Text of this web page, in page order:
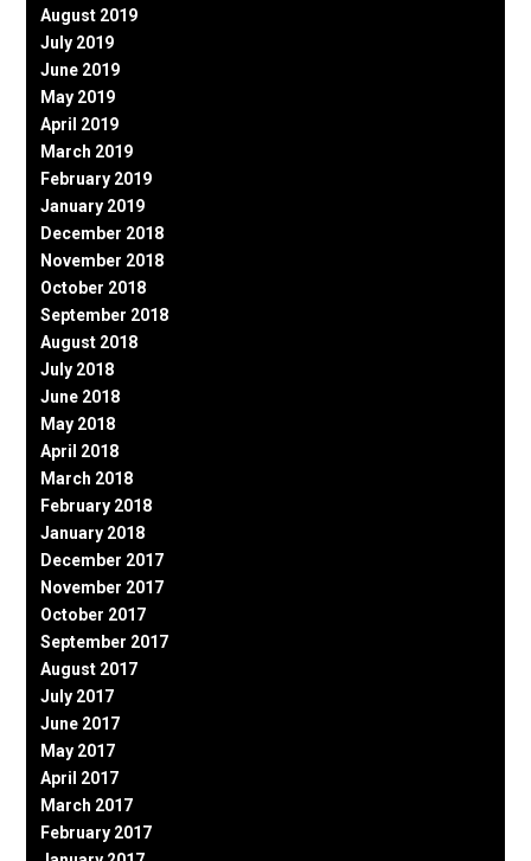
August 2019
July 2019
June 2019
May 2019
April 2019
March 2019
February 2019
January 2019
December 2018
November 2018
October 2018
September 2018
August 2018
July 2018
June 2018
May 2018
April 2018
March 2018
February 2018
January 2018
December 2017
November 2017
October 2017
September 2017
August 2017
July 2017
June 2017
May 2017
April 2017
March 2017
February 2017